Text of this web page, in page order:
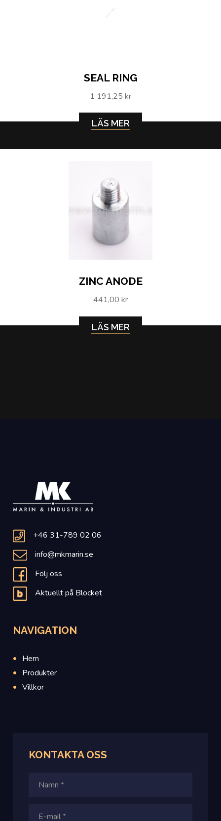
SEAL RING
1 191,25 kr
LÄS MER
ZINC ANODE
441,00 kr
LÄS MER
+46 31-789 02 06
info@mkmarin.se
Följ oss
Aktuellt på Blocket
NAVIGATION
Hem
Produkter
Villkor
KONTAKTA OSS